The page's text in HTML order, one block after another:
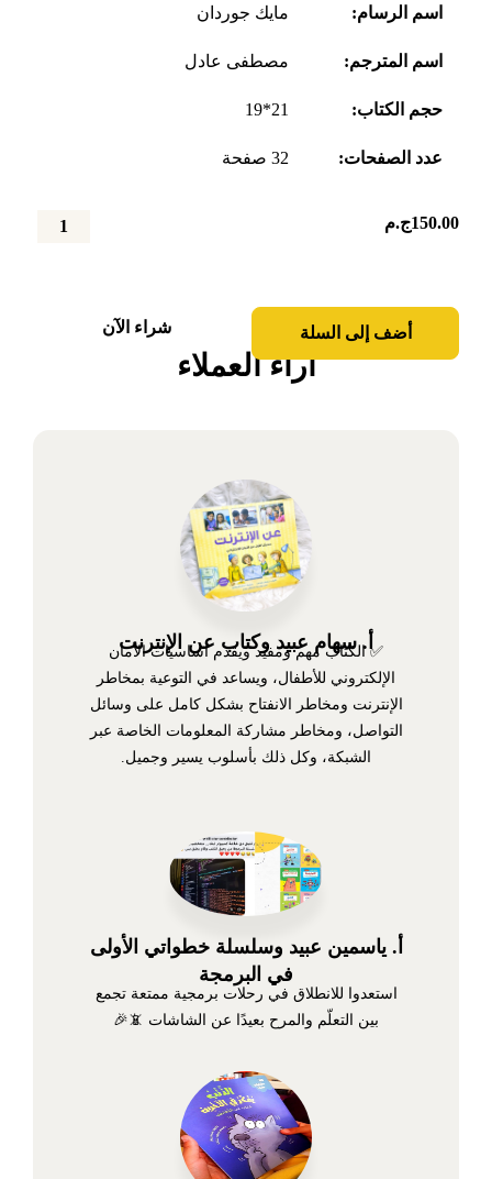
اسم الرسام: مايك جوردان
اسم المترجم: مصطفى عادل
حجم الكتاب: 21*19
عدد الصفحات: 32 صفحة
150.00ج.م
كمية
أضف إلى السلة شراء الآن
آراء العملاء
أ. سهام عبيد وكتاب عن الإنترنت
✅ الكتاب مهم ومفيد ويقدم أساسيات الأمان
الإلكتروني للأطفال، ويساعد في التوعية بمخاطر
الإنترنت ومخاطر الانفتاح بشكل كامل على وسائل
التواصل، ومخاطر مشاركة المعلومات الخاصة عبر
الشبكة، وكل ذلك بأسلوب يسير وجميل.
أ. ياسمين عبيد وسلسلة خطواتي الأولى
في البرمجة
استعدوا للانطلاق في رحلات برمجية ممتعة تجمع
بين التعلّم والمرح بعيدًا عن الشاشات 📵🎉